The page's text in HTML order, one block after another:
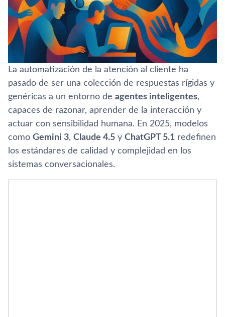
La automatización de la atención al cliente ha
pasado de ser una colección de respuestas rígidas y
genéricas a un entorno de agentes inteligentes,
capaces de razonar, aprender de la interacción y
actuar con sensibilidad humana. En 2025, modelos
como Gemini 3, Claude 4.5 y ChatGPT 5.1 redefinen
los estándares de calidad y complejidad en los
sistemas conversacionales.